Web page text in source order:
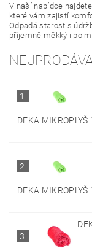
V naší nabídce
které vám zajistí
Odpadá starost s
příjemně měkký i po
1.
DEKA
2.
DEKA
3.